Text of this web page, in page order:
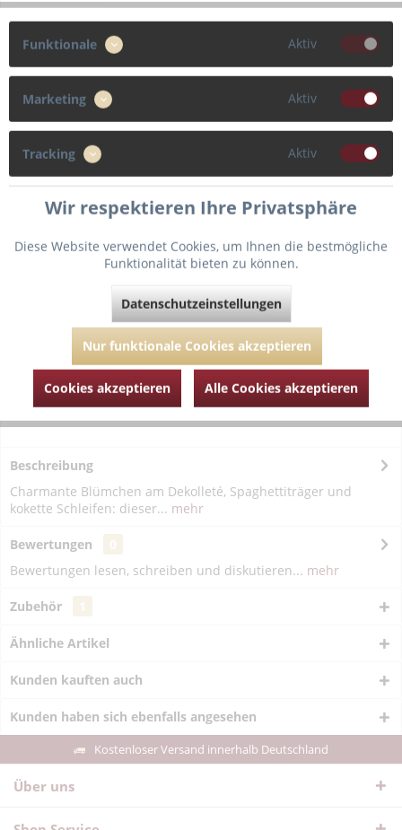
Größe
G
Artikel-Nr.: PD016-3350-French-Vanilla-80-G
Beschreibung
Charmante Blümchen am Dekolleté, Spaghettiträger und
kokette Schleifen: dieser... mehr
Bewertungen
Bewertungen lesen, schreiben und diskutieren... mehr
Zubehör
Ähnliche Artikel
Kunden kauften auch
Kunden haben sich ebenfalls angesehen
Kostenloser Versand innerhalb Deutschland
Über uns
Funktionale Aktiv
Marketing Aktiv
Tracking Aktiv
Wir respektieren Ihre Privatsphäre
Diese Website verwendet Cookies, um Ihnen die bestmögliche
Funktionalität bieten zu können.
Datenschutzeinstellungen
Nur funktionale Cookies akzeptieren
Cookies akzeptieren Alle Cookies akzeptieren